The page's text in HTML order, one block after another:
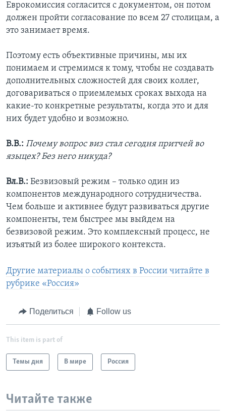
Еврокомиссия согласится с документом, он потом
должен пройти согласование по всем 27 столицам, а
это занимает время.
Поэтому есть объективные причины, мы их
понимаем и стремимся к тому, чтобы не создавать
дополнительных сложностей для своих коллег,
договариваться о приемлемых сроках выхода на
какие-то конкретные результаты, когда это и для
них будет удобно и возможно.
В.В.: Почему вопрос виз стал сегодня притчей во
языцех? Без него никуда?
Вл.В.: Безвизовый режим – только один из
компонентов международного сотрудничества.
Чем больше и активнее будут развиваться другие
компоненты, тем быстрее мы выйдем на
безвизовой режим. Это комплексный процесс, не
изъятый из более широкого контекста.
Другие материалы о событиях в России читайте в
рубрике «Россия»
Поделиться Follow us
This item is part of
Темы дня В мире Россия
Читайте также